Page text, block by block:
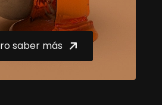
saber más